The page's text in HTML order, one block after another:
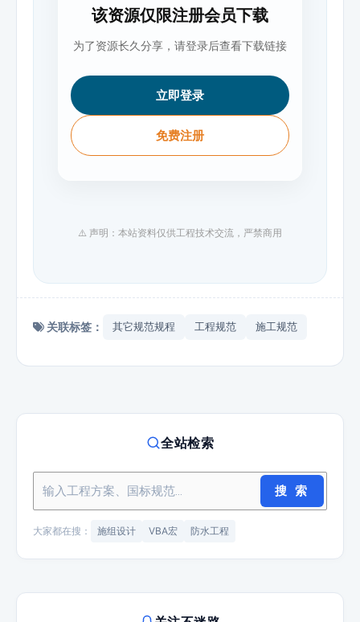
该资源仅限注册会员下载
为了资源长久分享，请登录后查看下载链接
立即登录
免费注册
⚠️ 声明：本站资料仅供工程技术交流，严禁商用
关联标签： 其它规范规程 工程规范 施工规范
全站检索
搜 索
大家都在搜： 施组设计 VBA宏 防水工程